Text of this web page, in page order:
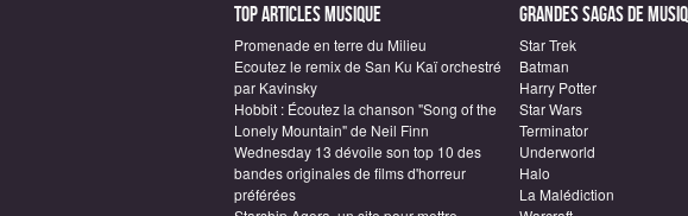
Top articles Musique
Promenade en terre du Milieu
Ecoutez le remix de San Ku Kaï orchestré
par Kavinsky
Hobbit : Écoutez la chanson "Song of the
Lonely Mountain" de Neil Finn
Wednesday 13 dévoile son top 10 des
bandes originales de films d'horreur
préférées
Grandes sagas de
Star Trek
Batman
Harry Potter
Star Wars
Terminator
Underworld
Halo
La Malédiction